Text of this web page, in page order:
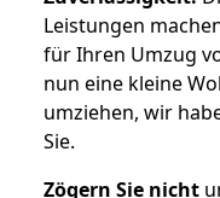
Leistungen
für Ihren Umzug
nun eine kleine
umziehen, wir
Sie.
Zögern Sie nicht